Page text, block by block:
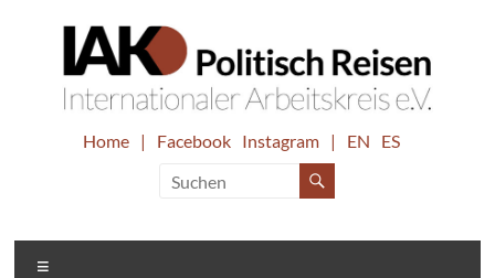
IAK.
Reisen
Internationaler
Home | Facebook Instagram | EN ES